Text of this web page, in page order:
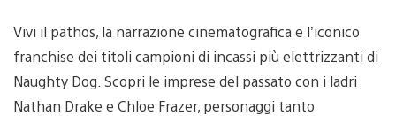
Vivi il pathos, la narrazione cinematografica e l’iconico
franchise dei titoli campioni di incassi più elettrizzanti di
Naughty Dog. Scopri le imprese del passato con i ladri
Nathan Drake e Chloe Frazer, personaggi tanto